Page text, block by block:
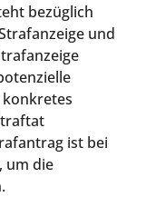
bezüglich
und
ist bei
um die